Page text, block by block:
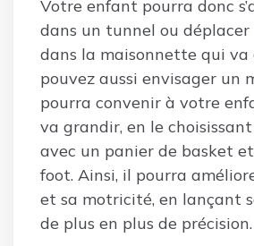
Votre enfant pourra donc
dans un tunnel ou déplacer
dans la maisonnette qui va
pouvez aussi envisager un
pourra convenir à votre
va grandir, en le
avec un panier de basket
foot. Ainsi, il pourra
et sa motricité, en lançant
de plus en plus de précision.